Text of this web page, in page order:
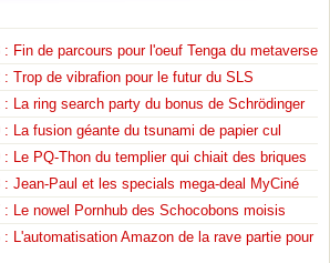
: Fin de parcours pour l'oeuf Tenga du metaverse
: Trop de vibrafion pour le futur du SLS
: La ring search party du bonus de Schrödinger
: La fusion géante du tsunami de papier cul
: Le PQ-Thon du templier qui chiait des briques
: Jean-Paul et les specials mega-deal MyCiné
: Le nowel Pornhub des Schocobons moisis
: L'automatisation Amazon de la rave partie pour